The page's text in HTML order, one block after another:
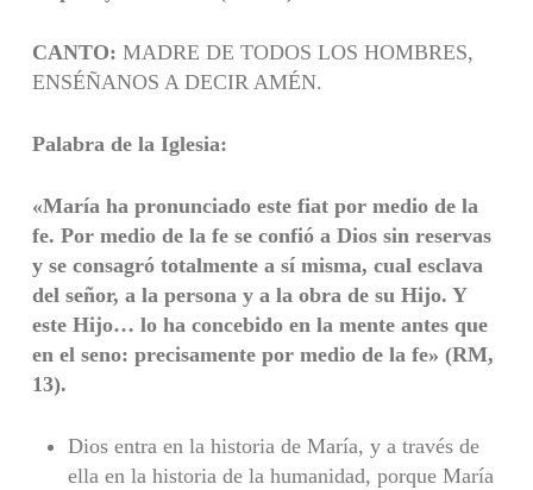
CANTO: MADRE DE TODOS LOS HOMBRES,
ENSÉÑANOS A DECIR AMÉN.
Palabra de la Iglesia:
«María ha pronunciado este fiat por medio de la
fe. Por medio de la fe se confió a Dios sin reservas
y se consagró totalmente a sí misma, cual esclava
del señor, a la persona y a la obra de su Hijo. Y
este Hijo… lo ha concebido en la mente antes que
en el seno: precisamente por medio de la fe» (RM,
13).
Dios entra en la historia de María, y a través de
ella en la historia de la humanidad, porque María